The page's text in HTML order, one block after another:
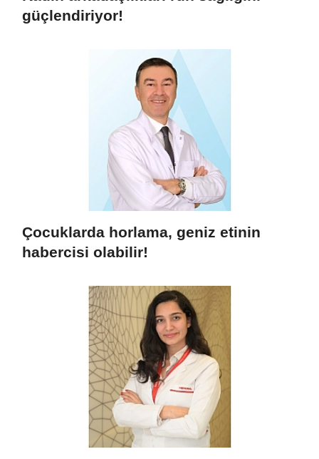
güçlendiriyor!
Çocuklarda horlama, geniz etinin
habercisi olabilir!